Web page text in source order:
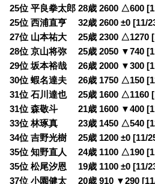
25位 平良拳太郎 28歳 2600 △600
25位 西浦直亨 32歳 2600 ±0 [11/
27位 山本祐大 25歳 2300 △1270
28位 京山将弥 25歳 2050 ▼740
29位 坂本裕哉 26歳 2000 ▼300
30位 蝦名達夫 26歳 1750 △150
31位 石川達也 25歳 1600 △1160
31位 森敬斗 21歳 1600 ▼400
33位 林琢真 23歳 1450 △540
34位 吉野光樹 25歳 1200 ±0 [11/
35位 知野直人 24歳 1100 △190
35位 松尾汐恩 19歳 1100 ±0 [11/
37位 小園健太 20歳 910 ▼290